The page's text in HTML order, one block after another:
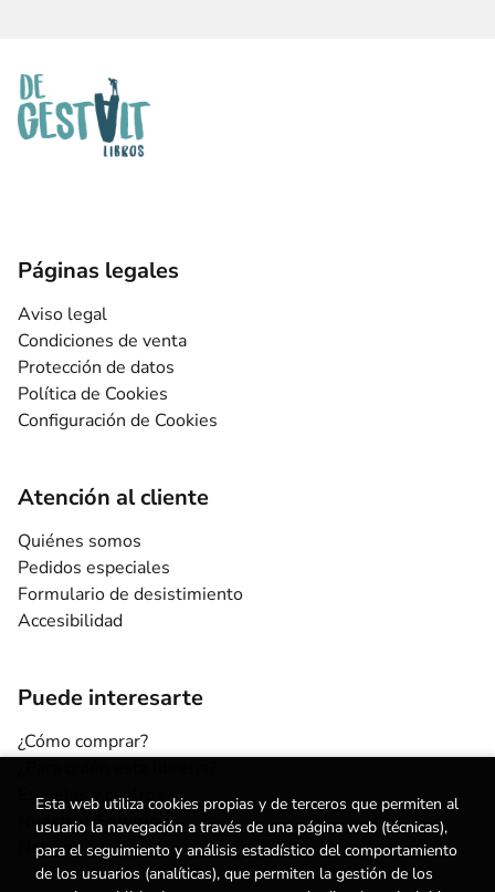
Páginas legales
Aviso legal
Condiciones de venta
Protección de datos
Política de Cookies
Configuración de Cookies
Atención al cliente
Quiénes somos
Pedidos especiales
Formulario de desistimiento
Accesibilidad
Puede interesarte
¿Cómo comprar?
Escuelas y centros
Nuestros Servicios
Noticias
Esta web utiliza cookies propias y de terceros que permiten al
usuario la navegación a través de una página web (técnicas),
para el seguimiento y análisis estadístico del comportamiento
de los usuarios (analíticas), que permiten la gestión de los